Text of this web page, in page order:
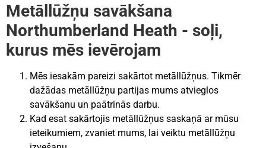
Metāllūžņu savākšana
Northumberland Heath - soļi,
kurus mēs ievērojam
Mēs iesakām pareizi sakārtot metāllūžņus. Tikmēr
dažādas metāllūžņu partijas mums atvieglos
savākšanu un paātrinās darbu.
Kad esat sakārtojis metāllūžņus saskaņā ar mūsu
ieteikumiem, zvaniet mums, lai veiktu metāllūžņu